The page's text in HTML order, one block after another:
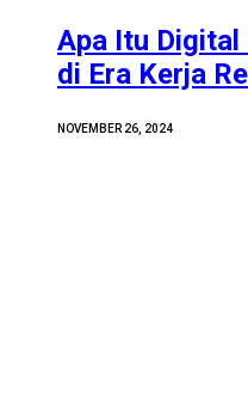
Apa Itu Digital
di Era Kerja
NOVEMBER 26, 2024